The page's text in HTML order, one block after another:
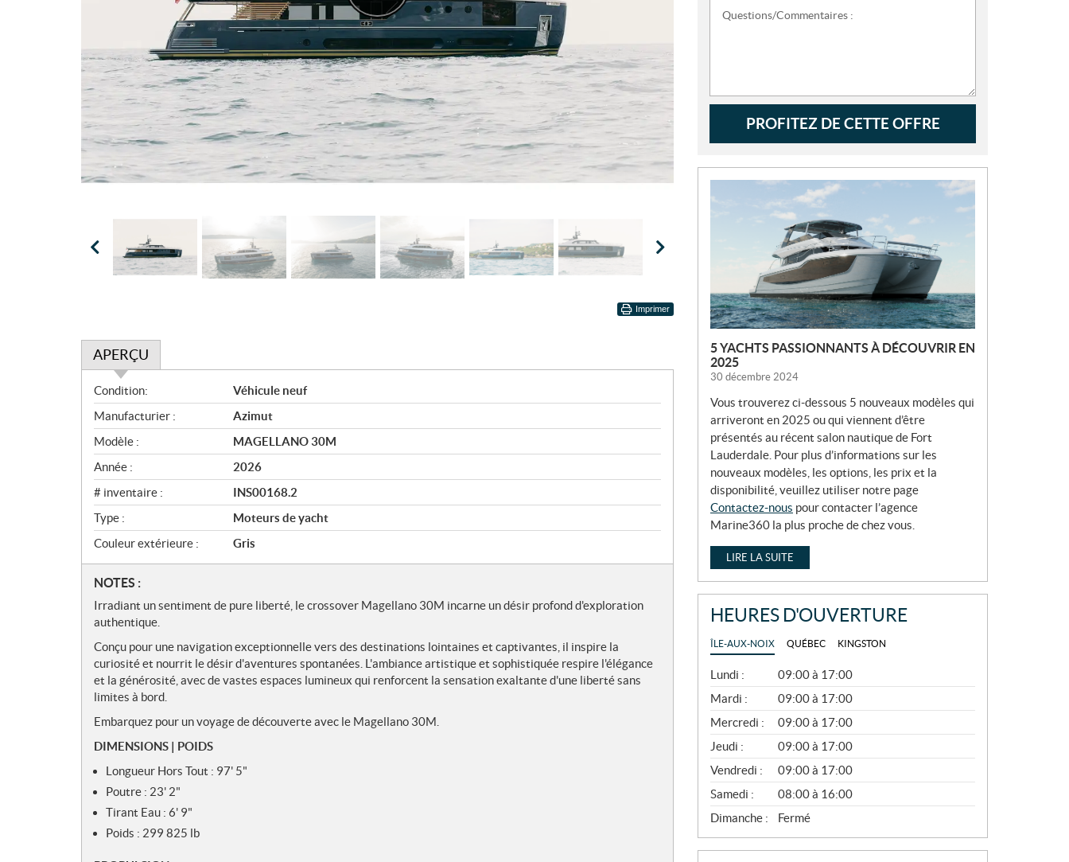
la
vidéo
Imprimer
APERÇU
A
p
e
r
ç
u
Condition:
Véhicule neuf
Manufacturier :
Azimut
Modèle :
MAGELLANO 30M
Année :
2026
# inventaire :
INS00168.2
Type :
Moteurs de yacht
Couleur extérieure :
Gris
N
o
t
s
NOTES :
Irradiant un sentiment de pure liberté, le crossover Magellano 30M incarne un désir profond d'exploration
authentique.
Conçu pour une navigation exceptionnelle vers des destinations lointaines et captivantes, il inspire la
curiosité et nourrit le désir d'aventures spontanées. L'ambiance artistique et sophistiquée respire l'élégance
et la générosité, avec de vastes espaces lumineux qui renforcent la sensation exaltante d'une liberté sans
limites à bord.
Embarquez pour un voyage de découverte avec le Magellano 30M.
DIMENSIONS | POIDS
Longueur Hors Tout : 97' 5"
Poutre : 23' 2"
Tirant Eau : 6' 9"
Poids : 299 825 lb
Questions/Commentaires :
PROFITEZ DE CETTE OFFRE
O
L
E
S
5 YACHTS PASSIONNANTS À DÉCOUVRIR EN
2025
30 décembre 2024
Vous trouverez ci-dessous 5 nouveaux modèles qui
arriveront en 2025 ou qui viennent d’être
présentés au récent salon nautique de Fort
Lauderdale. Pour plus d’informations sur les
nouveaux modèles, les options, les prix et la
disponibilité, veuillez utiliser notre page
Contactez-nous pour contacter l’agence
Marine360 la plus proche de chez vous.
LIRE LA SUITE
HEURES D'OUVERTURE
ÎLE-AUX-NOIX QUÉBEC KINGSTON
G
É
N
É
R
A
L
Lundi :
09:00 à 17:00
Mardi :
09:00 à 17:00
Mercredi :
09:00 à 17:00
Jeudi :
09:00 à 17:00
Vendredi :
09:00 à 17:00
Samedi :
08:00 à 16:00
Dimanche :
Fermé